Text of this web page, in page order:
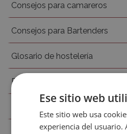
Accece
Consejos para camareros
Consejos para Bartenders
Glosario de hostelería
Protocolo Hostelería
Ese sitio web
Este sitio web usa
experiencia del usuario.